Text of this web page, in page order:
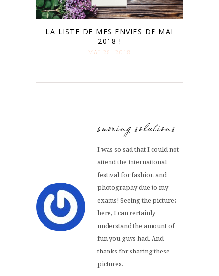
LA LISTE DE MES ENVIES DE MAI
2018 !
MAI 28. 2018
snoring solutions
I was so sad that I could not
attend the international
festival for fashion and
photography due to my
exams! Seeing the pictures
here, I can certainly
understand the amount of
fun you guys had. And
thanks for sharing these
pictures.